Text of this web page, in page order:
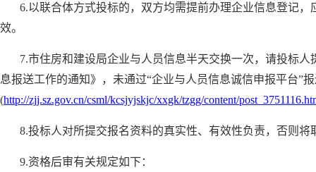
6.以联合体方式投标的，双方均需提前办理企业信息登记
效。
7.市住房和建设局企业与人员信息半天交换一次，请投标
息报送工作的通知》，未通过“企业与人员信息诚信申报平台”
(http://zjj.sz.gov.cn/csml/kcsjyjskjc/xxgk/tzgg/content/
8.投标人对所提交报名资料的真实性、有效性负责，否则
9.资格后审有关规定如下：